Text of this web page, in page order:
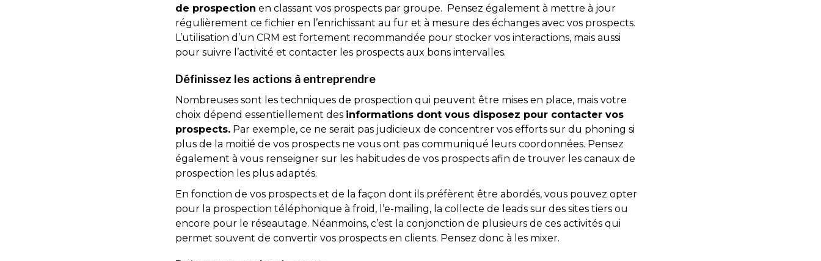
de prospection en classant vos prospects par groupe. Pensez également à mettre à jour
régulièrement ce fichier en l’enrichissant au fur et à mesure des échanges avec vos prospects.
L’utilisation d’un CRM est fortement recommandée pour stocker vos interactions, mais aussi
pour suivre l’activité et contacter les prospects aux bons intervalles.
Définissez les actions à entreprendre
Nombreuses sont les techniques de prospection qui peuvent être mises en place, mais votre
choix dépend essentiellement des informations dont vous disposez pour contacter vos
prospects. Par exemple, ce ne serait pas judicieux de concentrer vos efforts sur du phoning si
plus de la moitié de vos prospects ne vous ont pas communiqué leurs coordonnées. Pensez
également à vous renseigner sur les habitudes de vos prospects afin de trouver les canaux de
prospection les plus adaptés.
En fonction de vos prospects et de la façon dont ils préfèrent être abordés, vous pouvez opter
pour la prospection téléphonique à froid, l’e-mailing, la collecte de leads sur des sites tiers ou
encore pour le réseautage. Néanmoins, c’est la conjonction de plusieurs de ces activités qui
permet souvent de convertir vos prospects en clients. Pensez donc à les mixer.